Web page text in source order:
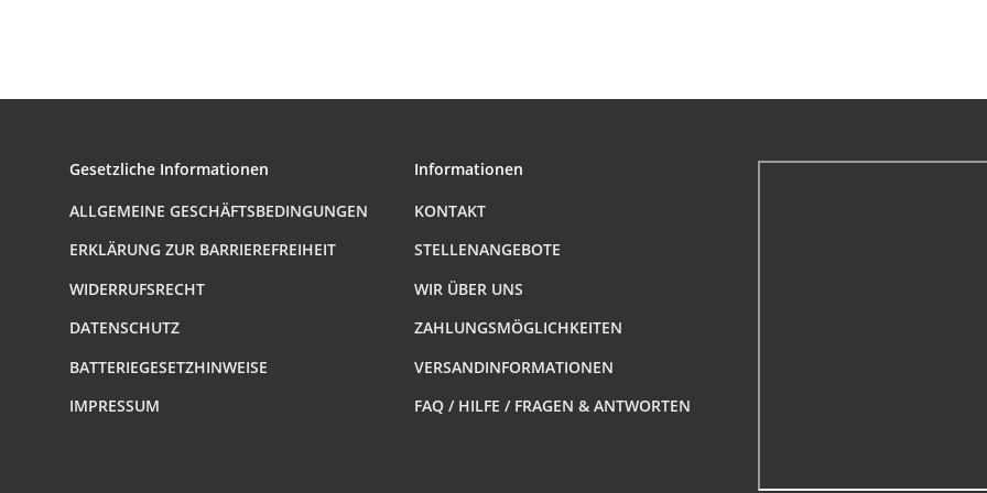
Gesetzliche Informationen
ALLGEMEINE GESCHÄFTSBEDINGUNGEN
ERKLÄRUNG ZUR BARRIEREFREIHEIT
WIDERRUFSRECHT
DATENSCHUTZ
BATTERIEGESETZHINWEISE
IMPRESSUM
Informationen
KONTAKT
STELLENANGEBOTE
WIR ÜBER UNS
ZAHLUNGSMÖGLICHKEITEN
VERSANDINFORMATIONEN
FAQ / HILFE / FRAGEN & ANTWORTEN